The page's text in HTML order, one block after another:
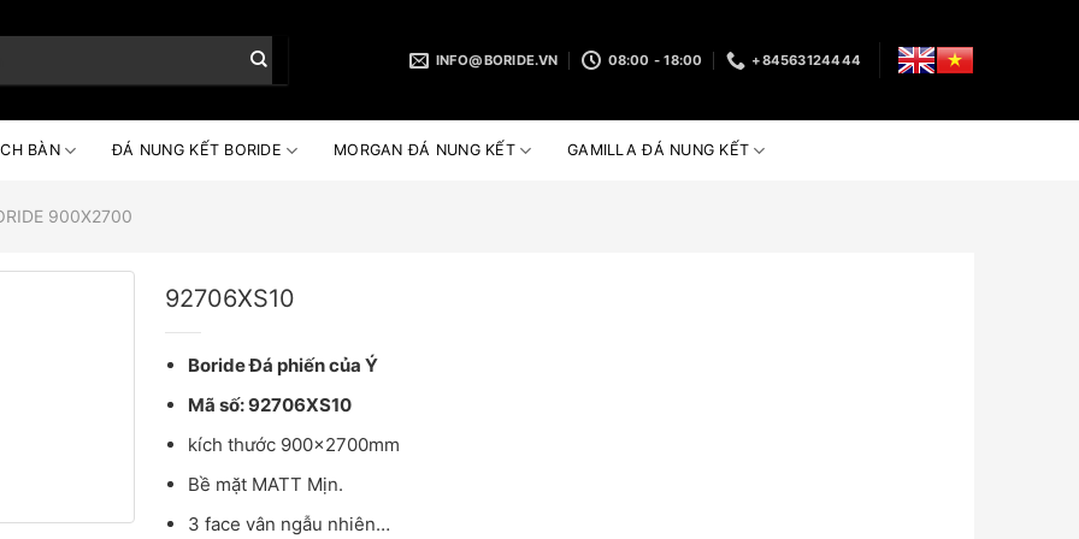
INFO@BORIDE.VN 08:00 - 18:00 +84563124444
BÀN ĐÁ NUNG KẾT BORIDE MORGAN ĐÁ NUNG KẾT GAMILLA ĐÁ NUNG KẾT
900X2700
92706XS10
Boride Đá phiến của Ý
Mã số: 92706XS10
kích thước 900x2700mm
Bề mặt MATT Mịn.
3 face vân ngẫu nhiên…